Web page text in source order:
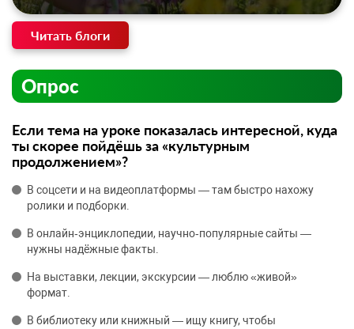
Читать блоги
Опрос
Если тема на уроке показалась интересной, куда
ты скорее пойдёшь за «культурным
продолжением»?
В соцсети и на видеоплатформы — там быстро нахожу
ролики и подборки.
В онлайн‑энциклопедии, научно‑популярные сайты —
нужны надёжные факты.
На выставки, лекции, экскурсии — люблю «живой»
формат.
В библиотеку или книжный — ищу книгу, чтобы